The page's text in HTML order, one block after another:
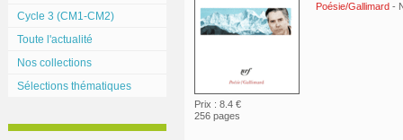
Cycle 3 (CM1-CM2)
Toute l'actualité
Nos collections
Sélections thématiques
Prix : 8.4 €
256 pages
Poésie/Gallimard -